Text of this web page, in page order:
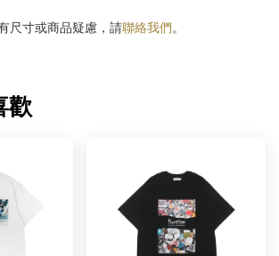
尺寸或商品疑慮，請聯絡我們。
歡